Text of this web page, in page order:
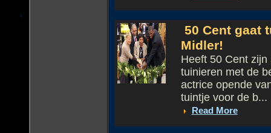
50 Cent gaat
Midler!
Heeft 50 Cent
tuinieren met de
actrice opende
tuintje voor de b...
Read More